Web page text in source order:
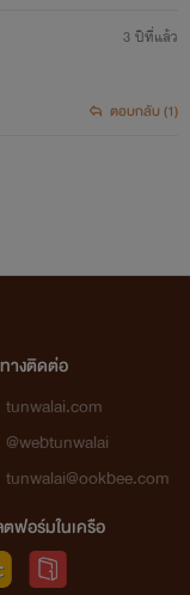
3 ปีที่แล้ว
ตอบกลับ (1)
างติดต่อ
tunwalai.com
@webtunwalai
tunwalai@ookbee.com
ฟอร์มในเครือ